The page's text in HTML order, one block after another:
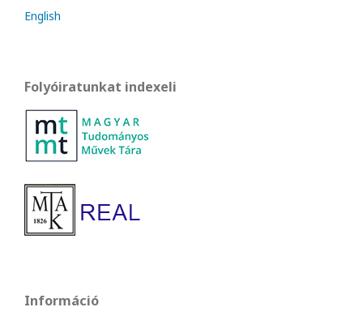
English
Folyóiratunkat indexeli
Információ